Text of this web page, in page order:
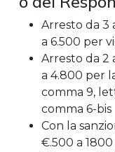
Arresto da 3
a 6.500 per
Arresto da 2
a 4.800 per
comma 9,
comma 6-bis
Con la
€.500 a